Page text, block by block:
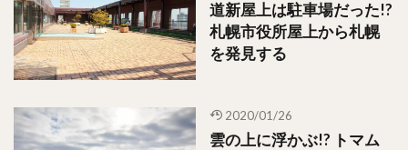
道新屋上は駐車場だった!?
札幌市役所屋上から札幌
を発見する
2020/01/26
雲の上に浮かぶ!? トマム